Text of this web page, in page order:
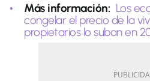
Más información: Los
congelar el precio de la
propietarios lo suban en